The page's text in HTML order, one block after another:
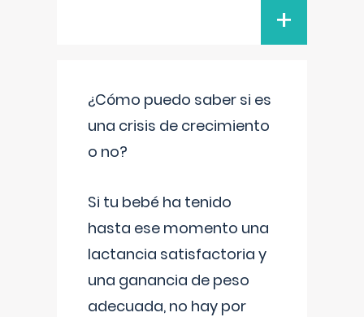
+
¿Cómo puedo saber si es
una crisis de crecimiento
o no?
Si tu bebé ha tenido
hasta ese momento una
lactancia satisfactoria y
una ganancia de peso
adecuada, no hay por